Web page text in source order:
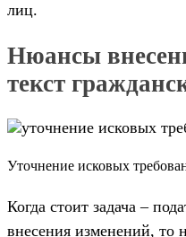
лиц.
Нюансы
текст
Уточнение исковых
Когда стоит задача –
внесения изменений, то